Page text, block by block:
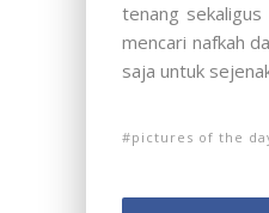
tenang
mencari nafkah
saja untuk
pictures of the